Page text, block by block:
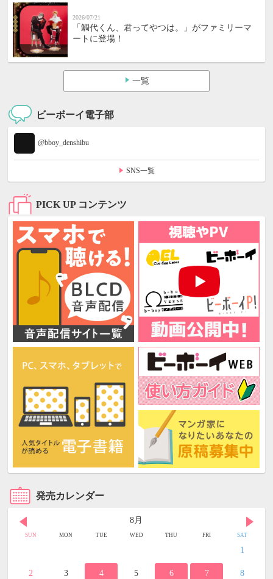
2026/07/21
「鯛代くん、君ってやつは。」がファミリーマ
ートに登場！
一覧
ビーボーイ電子部
@bboy_denshibu
SNS一覧
PICK UP コンテンツ
発売カレンダー
8月
SUN MON TUE WED THU FRI SAT
1
2 3 4 5 6 7 8